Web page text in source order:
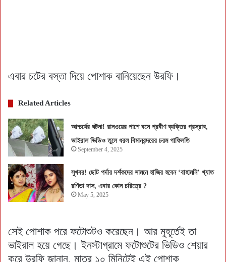
এবার চটের বস্তা দিয়ে পোশাক বানিয়েছেন উরফি।
Related Articles
আশ্চর্যের ঘটনা! রানওয়ের পাশে বসে প্রবীণ ব্যক্তির প্রস্রাব,
ভাইরাল ভিডিও তুলে ধরল বিমানবন্দরের চরম গাফিলতি
September 4, 2025
সুখবর! ছোট পর্দার দর্শকদের সামনে হাজির হবেন ‘বাহামনি’ খ্যাত
রণিতা দাস, এবার কোন চরিত্রে ?
May 5, 2025
সেই পোশাক পরে ফটোশুটও করেছেন। আর মুহূর্তেই তা
ভাইরাল হয়ে গেছে। ইনস্টাগ্রামে ফটোশুটের ভিডিও শেয়ার
করে উরফি জানান, মাত্র ১০ মিনিটেই এই পোশাক